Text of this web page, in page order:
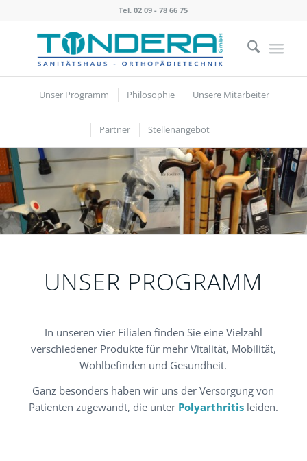
Tel. 02 09 - 78 66 75
Unser Programm Philosophie Unsere Mitarbeiter
Partner Stellenangebot
UNSER PROGRAMM
In unseren vier Filialen finden Sie eine Vielzahl
verschiedener Produkte für mehr Vitalität, Mobilität,
Wohlbefinden und Gesundheit.
Ganz besonders haben wir uns der Versorgung von
Patienten zugewandt, die unter Polyarthritisleiden.